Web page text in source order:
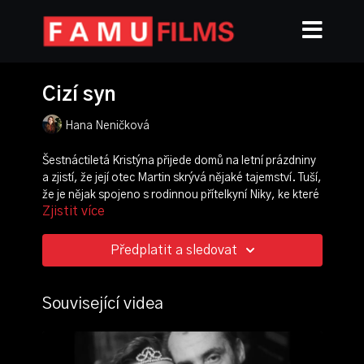
Cizí syn
Hana Neničková
Šestnáctiletá Kristýna přijede domů na letní prázdniny
a zjistí, že její otec Martin skrývá nějaké tajemství. Tuší,
že je nějak spojeno s rodinnou přítelkyní Niky, ke které
se chystají na večeři. Její pozornosti ovšem unikne
si kolem nás vytváříme a jak těžký může být střet s
realitou.
režie:
Hana Neničková
Vadim Kuskov
Zdena Sýkorová
Elvira Duľskaia
Zjistit více
Předplatit a sledovat
Související videa